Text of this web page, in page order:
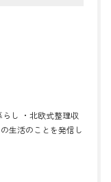
し ・北欧式整理収
生活のことを発信し